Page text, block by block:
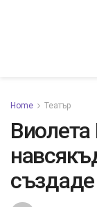
Home Театър
Виолета